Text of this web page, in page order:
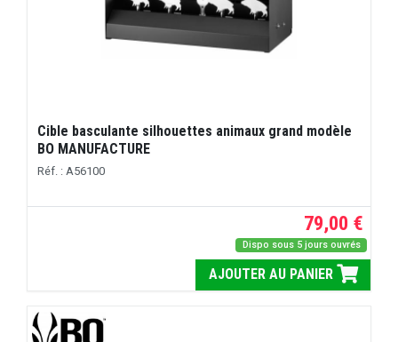
Cible basculante silhouettes animaux grand modèle
BO MANUFACTURE
Réf. : A56100
79,00 €
Dispo sous 5 jours ouvrés
AJOUTER AU PANIER